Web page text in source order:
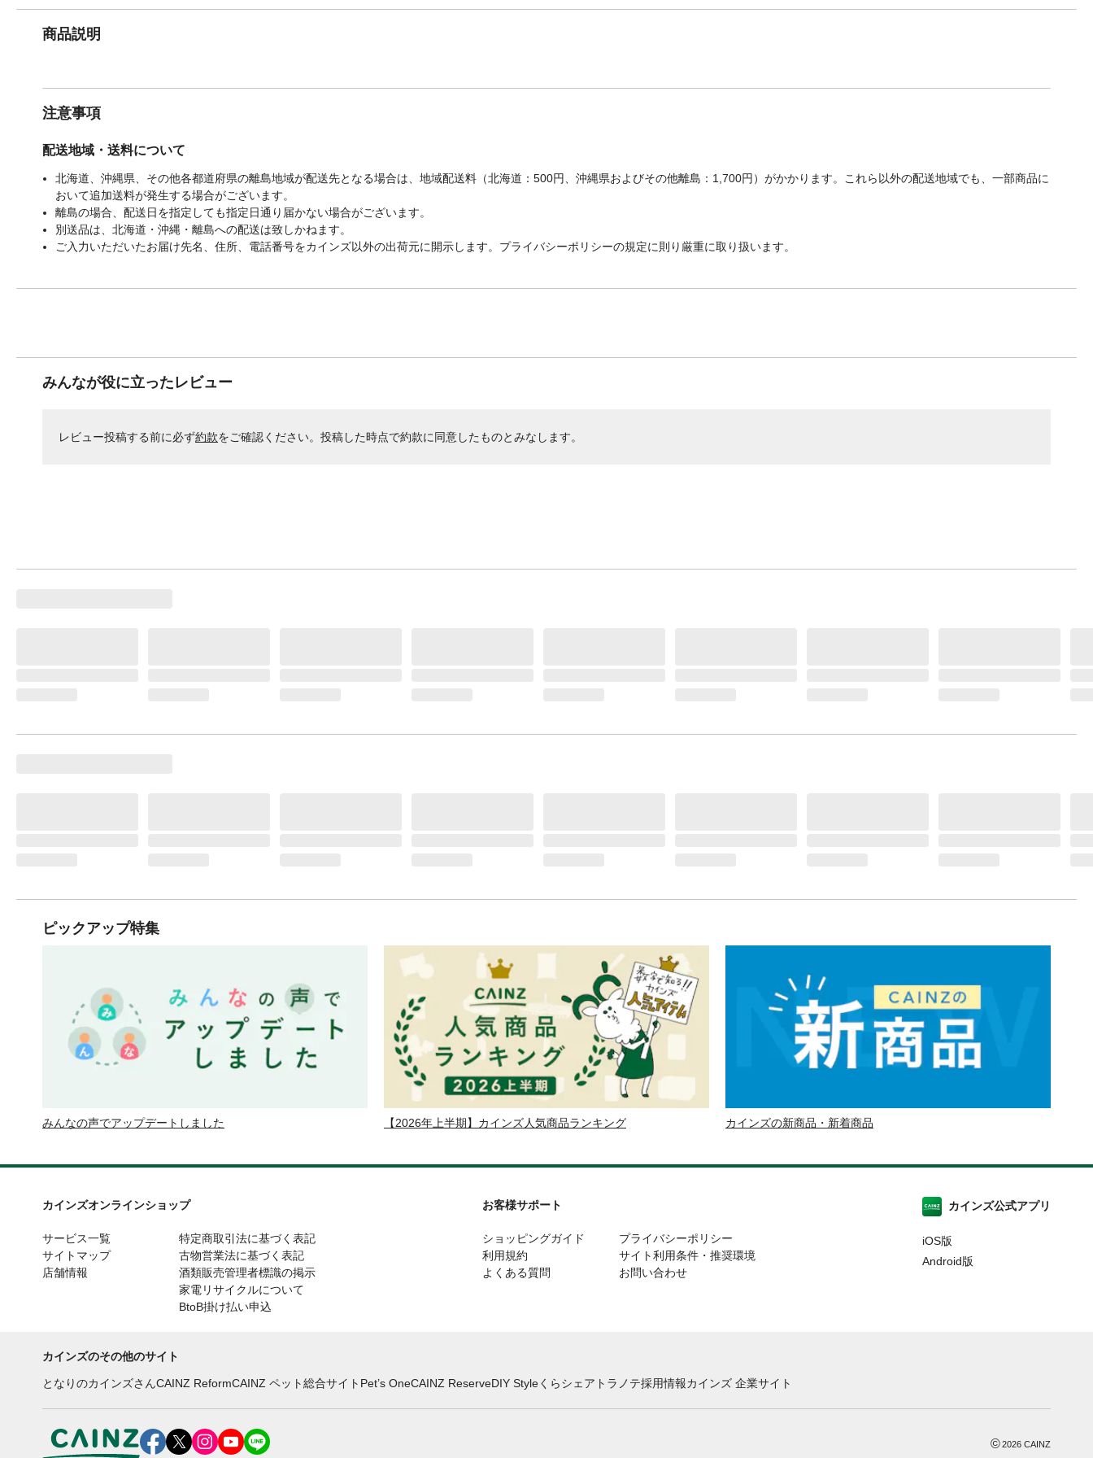
商品説明
注意事項
配送地域・送料について
北海道、沖縄県、その他各都道府県の離島地域が配送先となる場合は、地域配送料（北海道：500円、沖縄県およびその他離島：1,700円）がかかります。これら以外の配送地域でも、一部商品に
おいて追加送料が発生する場合がございます。
離島の場合、配送日を指定しても指定日通り届かない場合がございます。
別送品は、北海道・沖縄・離島への配送は致しかねます。
ご入力いただいたお届け先名、住所、電話番号をカインズ以外の出荷元に開示します。プライバシーポリシーの規定に則り厳重に取り扱います。
みんなが役に立ったレビュー
レビュー投稿する前に必ず約款をご確認ください。投稿した時点で約款に同意したものとみなします。
ピックアップ特集
みんなの声でアップデートしました 【2026年上半期】カインズ人気商品ランキング カインズの新商品・新着商品
カインズオンラインショップ
サービス一覧
サイトマップ
店舗情報
特定商取引法に基づく表記
古物営業法に基づく表記
酒類販売管理者標識の掲示
家電リサイクルについて
BtoB掛け払い申込
お客様サポート
ショッピングガイド
利用規約
よくある質問
プライバシーポリシー
サイト利用条件・推奨環境
お問い合わせ
カインズ公式アプリ
iOS版
Android版
カインズのその他のサイト
となりのカインズさんCAINZ ReformCAINZ ペット総合サイト Pet’s OneCAINZ ReserveDIY Styleくらシェア トラノテ採用情報カインズ 企業サイト
©2026 CAINZ